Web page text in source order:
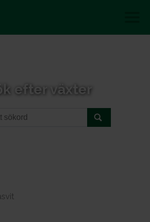
efter växter